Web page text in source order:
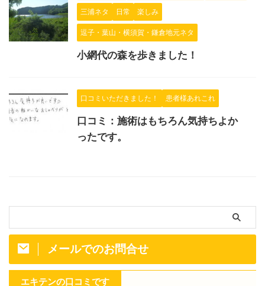
三浦ネタ 日常 楽しみ
逗子・葉山・横須賀・鎌倉地元ネタ
小網代の森を歩きました！
口コミいただきました！ 患者様あれこれ
口コミ：施術はもちろん気持ちよか
ったです。
メールでのお問合せ
エキテンの口コミです